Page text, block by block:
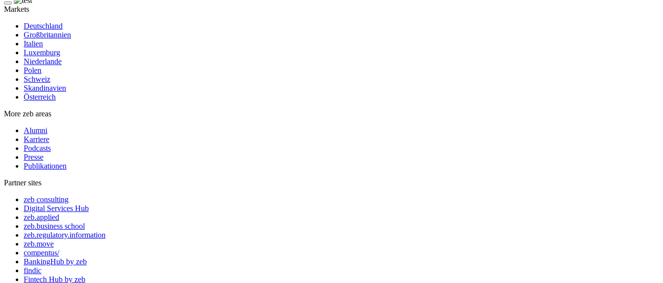
Markets
Deutschland
Großbritannien
Italien
Luxemburg
Niederlande
Polen
Schweiz
Skandinavien
Österreich
More zeb areas
Alumni
Karriere
Podcasts
Presse
Publikationen
Partner sites
zeb consulting
Digital Services Hub
zeb.applied
zeb.business school
zeb.regulatory.information
zeb.move
compentus/
BankingHub by zeb
findic
Fintech Hub by zeb